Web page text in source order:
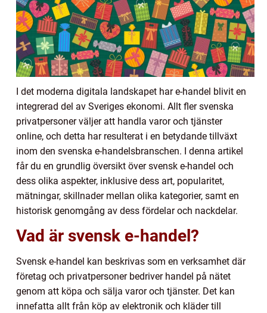
I det moderna digitala landskapet har e-handel blivit en
integrerad del av Sveriges ekonomi. Allt fler svenska
privatpersoner väljer att handla varor och tjänster
online, och detta har resulterat i en betydande tillväxt
inom den svenska e-handelsbranschen. I denna artikel
får du en grundlig översikt över svensk e-handel och
dess olika aspekter, inklusive dess art, popularitet,
mätningar, skillnader mellan olika kategorier, samt en
historisk genomgång av dess fördelar och nackdelar.
Vad är svensk e-handel?
Svensk e-handel kan beskrivas som en verksamhet där
företag och privatpersoner bedriver handel på nätet
genom att köpa och sälja varor och tjänster. Det kan
innefatta allt från köp av elektronik och kläder till